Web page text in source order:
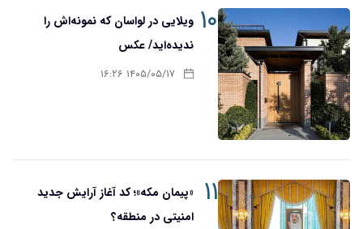
۱۰
ویلایی در لواسان که نمونه‌اش را
ندیده‌اید/ عکس
۱۴۰۵/۰۵/۱۷ ۱۶:۲۶
۱۱ «پیمان مکه»؛ کد آغاز آرایش جدید
امنیتی در منطقه؟